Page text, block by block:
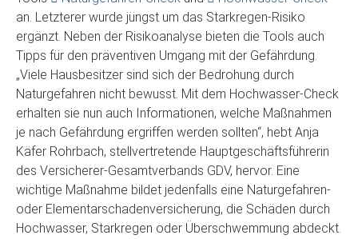
an. Letzterer wurde jüngst um das Starkregen-Risiko
ergänzt. Neben der Risikoanalyse bieten die Tools auch
Tipps für den präventiven Umgang mit der Gefährdung.
„Viele Hausbesitzer sind sich der Bedrohung durch
Naturgefahren nicht bewusst. Mit dem Hochwasser-Check
erhalten sie nun auch Informationen, welche Maßnahmen
je nach Gefährdung ergriffen werden sollten“, hebt Anja
Käfer Rohrbach, stellvertretende Hauptgeschäftsführerin
des Versicherer-Gesamtverbands GDV, hervor. Eine
wichtige Maßnahme bildet jedenfalls eine Naturgefahren-
oder Elementarschadenversicherung, die Schäden durch
Hochwasser, Starkregen oder Überschwemmung abdeckt.